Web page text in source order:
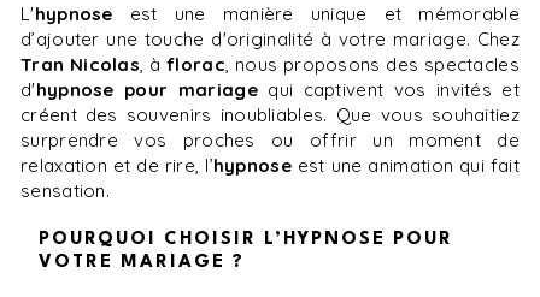
L'hypnose est une manière unique et mémorable
d’ajouter une touche d'originalité à votre mariage. Chez
Tran Nicolas, àflorac, nous proposons des spectacles
d'hypnose pour mariagequi captivent vos invités et
créent des souvenirs inoubliables. Que vous souhaitiez
surprendre vos proches ou offrir un moment de
relaxation et de rire, l’hypnoseest une animation qui fait
sensation.
POURQUOI CHOISIR L’HYPNOSE POUR
VOTRE MARIAGE ?